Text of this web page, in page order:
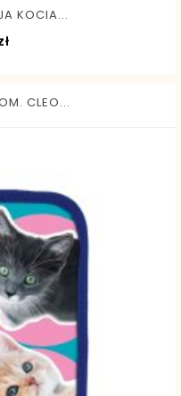
KOCIA...
Cena
CLEO...